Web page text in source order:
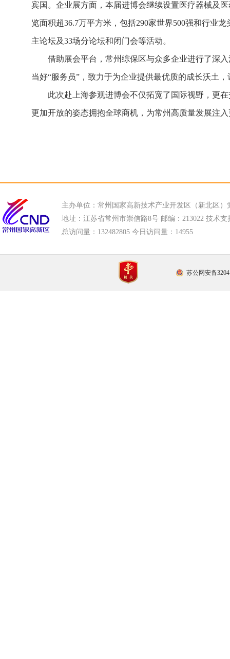
宾国。企业展方面，本届进博会继续设置医疗器械及
览面积超36.7万平方米，包括290家世界500强和行业
主论坛及33场分论坛和闭门会等活动。
借助展会平台，常州综保区与众多企业进行了深
当好“服务员”，致力于为企业提供最优质的成长沃土
此次赴上海参观进博会不仅拓宽了国际视野，更
更加开放的姿态拥抱全球商机，为常州高质量发展注
主办单位：常州国家高新技术产业开发区（新北区）
地址：江苏省常州市崇信路8号 邮编：213022 技术支
总访问量： 132482805 今日访问量： 14955
苏公网安备